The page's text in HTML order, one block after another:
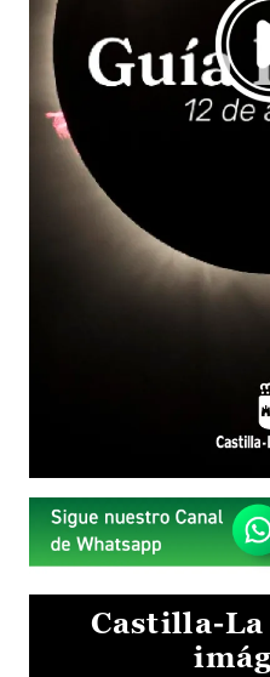
Castilla-